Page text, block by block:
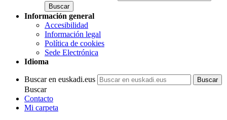
Información general
Accesibilidad
Información legal
Política de cookies
Sede Electrónica
Idioma
Buscar en euskadi.eus
Buscar
Contacto
Mi carpeta